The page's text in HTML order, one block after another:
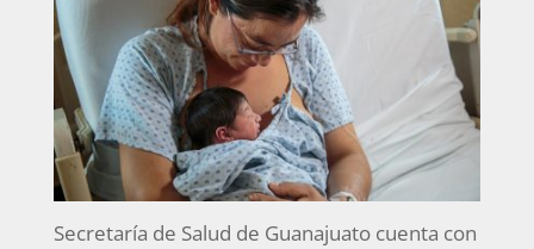
Secretaría de Salud de Guanajuato cuenta con